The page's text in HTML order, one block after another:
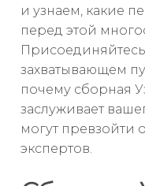
и узнаем, какие
перед этой
захватывающем
почему сборная
заслуживает
могут
экспертов.